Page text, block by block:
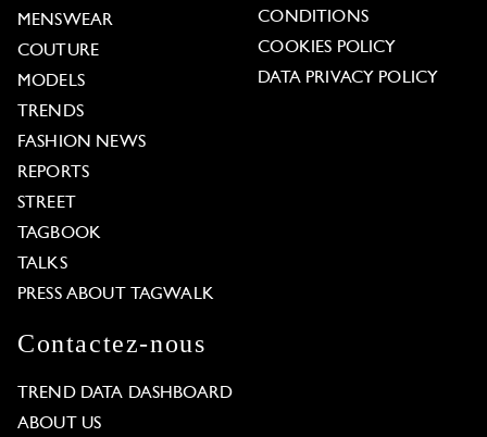
MENSWEAR
COUTURE
MODELS
TRENDS
FASHION NEWS
REPORTS
STREET
TAGBOOK
TALKS
PRESS ABOUT TAGWALK
CONDITIONS
COOKIES POLICY
DATA PRIVACY POLICY
Contactez-nous
TREND DATA DASHBOARD
ABOUT US